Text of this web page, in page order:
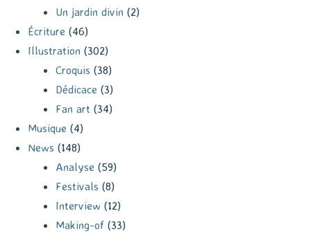
Un jardin divin (2)
Écriture (46)
Illustration (302)
Croquis (38)
Dédicace (3)
Fan art (34)
Musique (4)
News (148)
Analyse (59)
Festivals (8)
Interview (12)
Making-of (33)